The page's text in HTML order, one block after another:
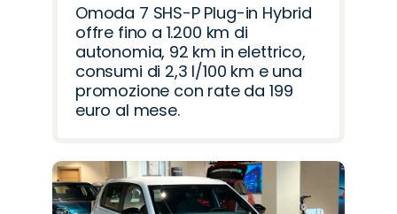
Omoda 7 SHS-P Plug-in Hybrid
offre fino a 1.200 km di
autonomia, 92 km in elettrico,
consumi di 2,3 l/100 km e una
promozione con rate da 199
euro al mese.